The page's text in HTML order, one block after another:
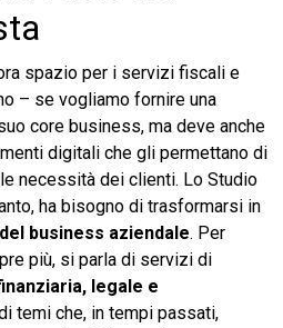
spazio per i servizi fiscali e
– se vogliamo fornire una
core business, ma deve anche
digitali che gli permettano di
necessità dei clienti. Lo Studio
ha bisogno di trasformarsi in
business aziendale. Per
più, si parla di servizi di
legale e
temi che, in tempi passati,